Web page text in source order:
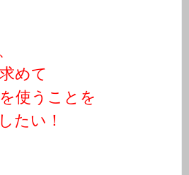
めて
使うことを
たい！